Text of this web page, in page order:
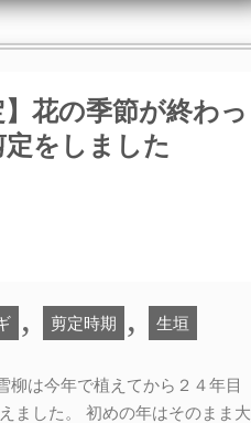
】花の季節が終わっ
定をしました
, 剪定時期 , 生垣
柳は今年で植えてから２４年目
ました。 初めの年はそのまま大